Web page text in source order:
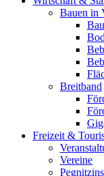
Bauen in
Breitband
Freizeit &
Vereine